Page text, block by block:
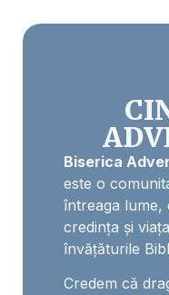
Biserica
este o
întreaga lume,
credința și
învățăturile
Credem că